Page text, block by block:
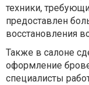
техники,
предоставлен
восстановления
Также в салоне
оформление
специалисты